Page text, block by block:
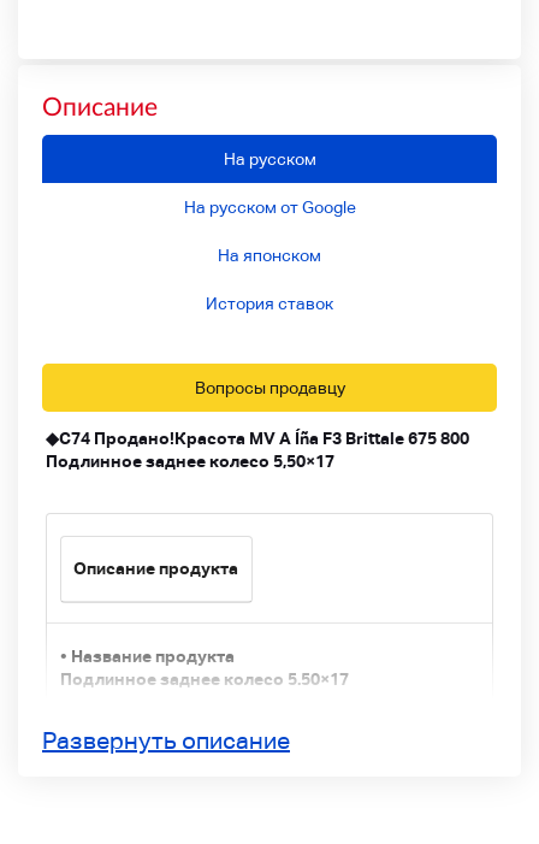
Описание
На русском
На русском от Google
На японском
История ставок
Вопросы продавцу
◆C74 Продано!Красота MV A Íña F3 Brittale 675 800
Подлинное заднее колесо 5,50×17
Описание продукта
• Название продукта
Подлинное заднее колесо 5.50×17
М.В. Ахиньяки
Развернуть описание